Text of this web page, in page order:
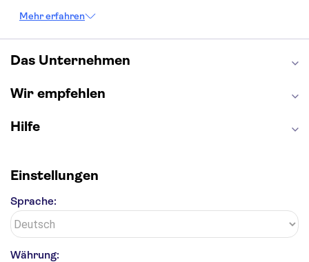
Sagrada Familia
Moulin Rouge
Burj Khalifa
Keukenhof
London Eye
Elbphilharmonie
Mehr erfahren
Das Unternehmen
Wir empfehlen
Hilfe
Einstellungen
Sprache:
Währung: